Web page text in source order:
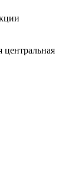
центральная